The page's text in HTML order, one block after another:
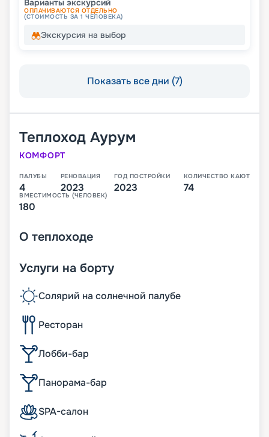
Варианты экскурсий
ОПЛАЧИВАЮТСЯ ОТДЕЛЬНО
(СТОИМОСТЬ ЗА 1 ЧЕЛОВЕКА)
Экскурсия на выбор
Показать все дни (7)
Теплоход Аурум
КОМФОРТ
ПАЛУБЫ
4
РЕНОВАЦИЯ
2023
ГОД ПОСТРОЙКИ
2023
КОЛИЧЕСТВО КАЮТ
74
ВМЕСТИМОСТЬ (ЧЕЛОВЕК)
180
О теплоходе
Услуги на борту
Солярий на солнечной палубе
Ресторан
Лобби-бар
Панорама-бар
SPA-салон